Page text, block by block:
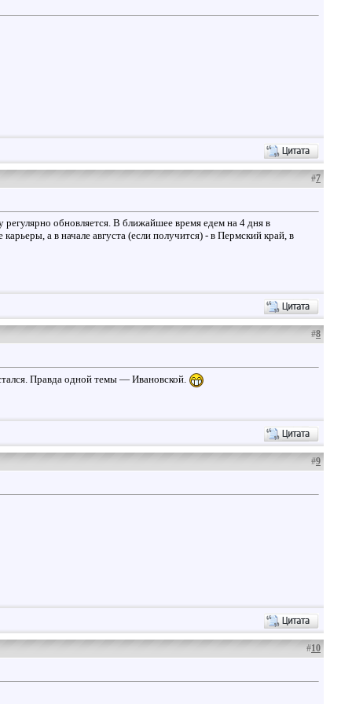
#7
обновляется. В ближайшее время едем на 4 дня в
а в начале августа (если получится) - в Пермский край, в
#8
Правда одной темы — Ивановской.
#9
#10